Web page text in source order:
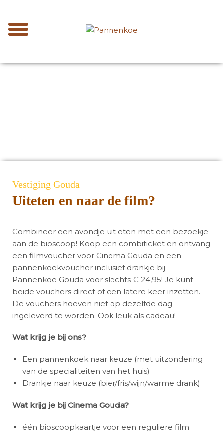
Vestiging Gouda
Uiteten en naar de film?
Combineer een avondje uit eten met een bezoekje
aan de bioscoop! Koop een combiticket en ontvang
een filmvoucher voor Cinema Gouda en een
pannenkoekvoucher inclusief drankje bij
Pannenkoe Gouda voor slechts € 24,95! Je kunt
beide vouchers direct of een latere keer inzetten.
De vouchers hoeven niet op dezelfde dag
ingeleverd te worden. Ook leuk als cadeau!
Wat krijg je bij ons?
Een pannenkoek naar keuze (met uitzondering
van de specialiteiten van het huis)
Drankje naar keuze (bier/fris/wijn/warme drank)
Wat krijg je bij Cinema Gouda?
één bioscoopkaartje voor een reguliere film